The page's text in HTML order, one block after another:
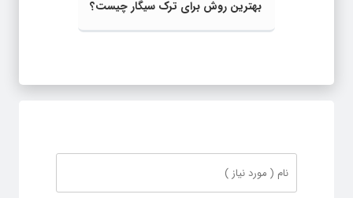
بهترین روش برای ترک سیگار چیست؟